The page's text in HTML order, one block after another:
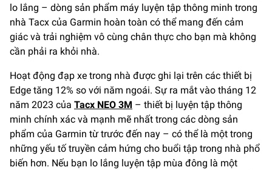
lo lắng – dòng sản phẩm máy luyện tập thông minh trong
nhà Tacx của Garmin hoàn toàn có thể mang đến cảm
giác và trải nghiệm vô cùng chân thực cho bạn mà không
cần phải ra khỏi nhà.
Hoạt động đạp xe trong nhà được ghi lại trên các thiết bị
Edge tăng 12% so với năm ngoái. Sự ra mắt vào tháng 12
năm 2023 của Tacx NEO 3M – thiết bị luyện tập thông
minh chính xác và mạnh mẽ nhất trong các dòng sản
phẩm của Garmin từ trước đến nay – có thể là một trong
những yếu tố truyền cảm hứng cho buổi tập trong nhà phổ
biến hơn. Nếu bạn lo lắng luyện tập mùa đông là một